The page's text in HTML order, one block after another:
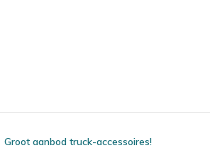
Groot aanbod truck-accessoires!